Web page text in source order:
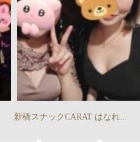
新橋スナックCARAT はなれ...